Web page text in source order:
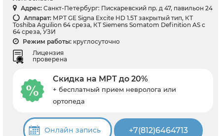
Адрес: Санкт-Петербург: Пискаревский пр. д 47, павильон 24
Аппарат: МРТ GE Signa Excite HD 1.5Т закрытый тип, КТ
Toshiba Aguilion 64 среза, КТ Siemens Somatom Definition AS с
64 среза, УЗИ
Режим работы: круглосуточно
Лицензия
проверена
Скидка на МРТ до 20%
+ бесплатный прием невролога или
ортопеда
Онлайн запись +7(812)6464713